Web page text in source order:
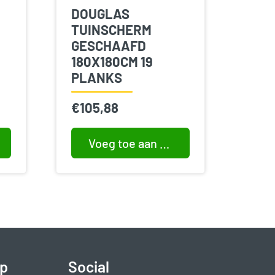
DOUGLAS
TUINSCHERM
GESCHAAFD
180X180CM 19
PLANKS
€105,88
Voeg toe aan winkelwagen
Social